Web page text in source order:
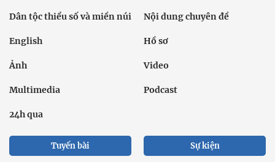
Dân tộc thiểu số và miền núi Nội dung chuyên đề
English Hồ sơ
Ảnh Video
Multimedia Podcast
24h qua
Tuyến bài Sự kiện